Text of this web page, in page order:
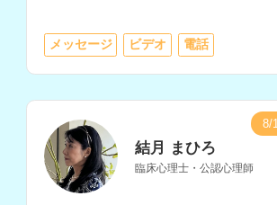
メッセージ ビデオ 電話
結月 まひろ
臨床心理士・公認心理師
8/